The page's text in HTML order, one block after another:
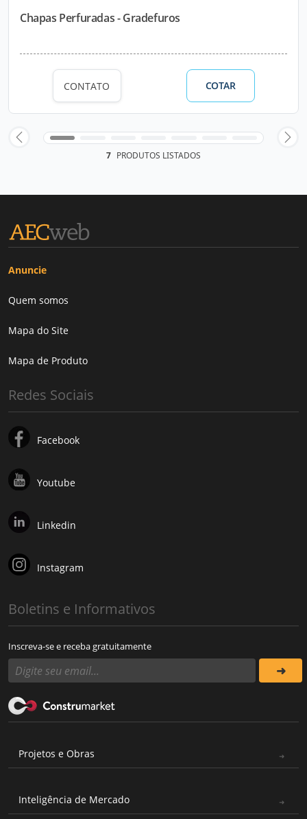
Chapas Perfuradas - Gradefuros
CONTATO COTAR
7 PRODUTOS LISTADOS
Anuncie
Quem somos
Mapa do Site
Mapa de Produto
Redes Sociais
Facebook
Youtube
Linkedin
Instagram
Boletins e Informativos
Inscreva-se e receba gratuitamente
Projetos e Obras
Inteligência de Mercado